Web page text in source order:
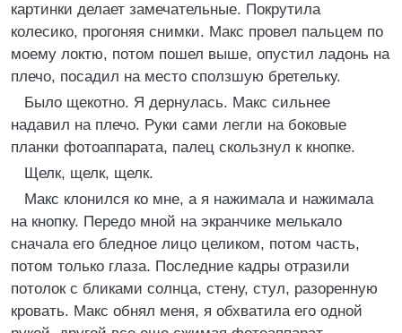
картинки делает замечательные. Покрутила
колесико, прогоняя снимки. Макс провел пальцем по
моему локтю, потом пошел выше, опустил ладонь на
плечо, посадил на место сползшую бретельку.
Было щекотно. Я дернулась. Макс сильнее
надавил на плечо. Руки сами легли на боковые
планки фотоаппарата, палец скользнул к кнопке.
Щелк, щелк, щелк.
Макс клонился ко мне, а я нажимала и нажимала
на кнопку. Передо мной на экранчике мелькало
сначала его бледное лицо целиком, потом часть,
потом только глаза. Последние кадры отразили
потолок с бликами солнца, стену, стул, разоренную
кровать. Макс обнял меня, я обхватила его одной